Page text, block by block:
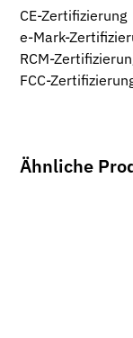
CE-Zertifizierung
e-Mark-
RCM-
FCC-
Ähnliche